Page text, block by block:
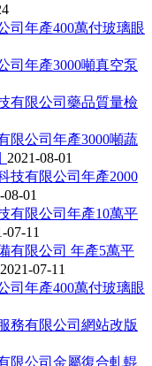
司年產400萬付玻璃眼
司年產3000噸真空泵
有限公司藥品質量檢
限公司年產3000噸蔬
2021-08-01
技有限公司年產2000
08-01
有限公司年產10萬平
07-11
有限公司 年產5萬平
2021-07-11
司年產400萬付玻璃眼
務有限公司網站改版
限公司金屬復合軋輥